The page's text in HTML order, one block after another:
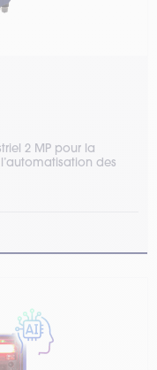
2 MP pour la
des